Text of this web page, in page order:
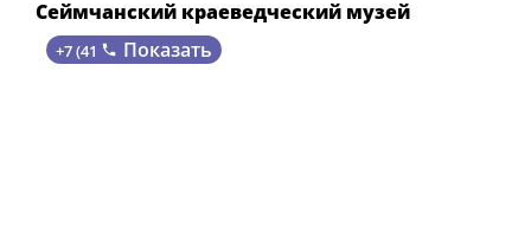
Сеймчанский краеведческий музей
+7 (41 Показать